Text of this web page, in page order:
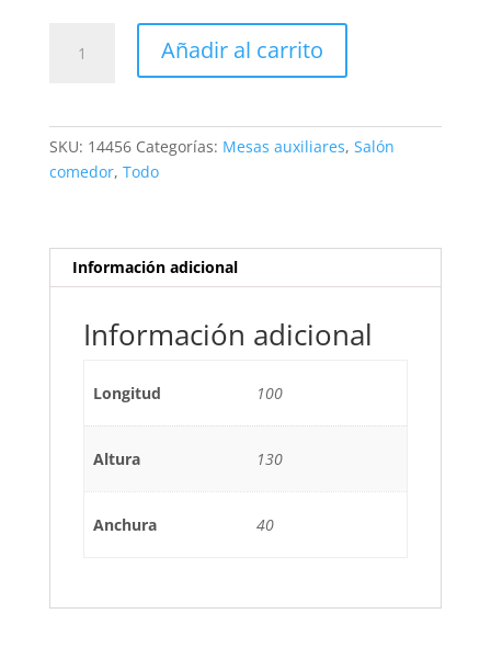
KIARA
Añadir al carrito
SKU: 14456 Categorías: Mesas auxiliares, Salón
comedor, Todo
Información adicional
Información adicional
Longitud 100
Altura 130
Anchura 40